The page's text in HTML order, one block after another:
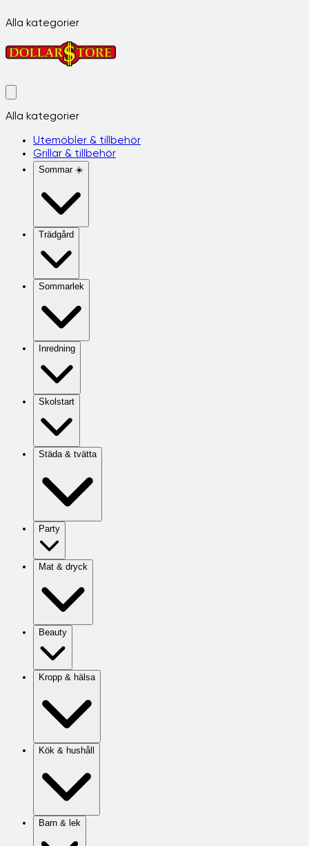
Alla kategorier
Alla kategorier
Utemöbler & tillbehör
Grillar & tillbehör
Sommar ☀️
Trädgård
Sommarlek
Inredning
Skolstart
Städa & tvätta
Party
Mat & dryck
Beauty
Kropp & hälsa
Kök & hushåll
Barn & lek